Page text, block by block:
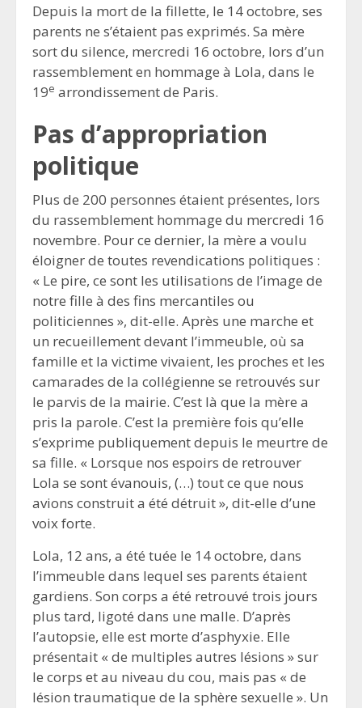
Depuis la mort de la fillette, le 14 octobre, ses
parents ne s’étaient pas exprimés. Sa mère
sort du silence, mercredi 16 octobre, lors d’un
rassemblement en hommage à Lola, dans le
19e arrondissement de Paris.
Pas d’appropriation
politique
Plus de 200 personnes étaient présentes, lors
du rassemblement hommage du mercredi 16
novembre. Pour ce dernier, la mère a voulu
éloigner de toutes revendications politiques :
« Le pire, ce sont les utilisations de l’image de
notre fille à des fins mercantiles ou
politiciennes », dit-elle. Après une marche et
un recueillement devant l’immeuble, où sa
famille et la victime vivaient, les proches et les
camarades de la collégienne se retrouvés sur
le parvis de la mairie. C’est là que la mère a
pris la parole. C’est la première fois qu’elle
s’exprime publiquement depuis le meurtre de
sa fille. « Lorsque nos espoirs de retrouver
Lola se sont évanouis, (…) tout ce que nous
avions construit a été détruit », dit-elle d’une
voix forte.
Lola, 12 ans, a été tuée le 14 octobre, dans
l’immeuble dans lequel ses parents étaient
gardiens. Son corps a été retrouvé trois jours
plus tard, ligoté dans une malle. D’après
l’autopsie, elle est morte d’asphyxie. Elle
présentait « de multiples autres lésions » sur
le corps et au niveau du cou, mais pas « de
lésion traumatique de la sphère sexuelle ». Un